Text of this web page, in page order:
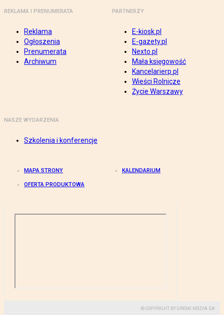
REKLAMA I PRENUMERATA
Reklama
Ogłoszenia
Prenumerata
Archiwum
PARTNERZY
E-kiosk.pl
E-gazety.pl
Nexto.pl
Mała księgowość
Kancelarierp.pl
Wieści Rolnicze
Życie Warszawy
NASZE WYDARZENIA
Szkolenia i konferencje
MAPA STRONY KALENDARIUM
OFERTA PRODUKTOWA
© COPYRIGHT BY GREMI MEDIA SA